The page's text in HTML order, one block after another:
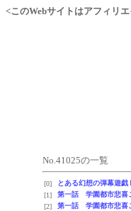
<このWebサイトはアフィリ
No.41025の一覧
[0] とある幻想の弾幕遊戯
[1]
第一話 学園都市悲喜
[2]
第一話 学園都市悲喜